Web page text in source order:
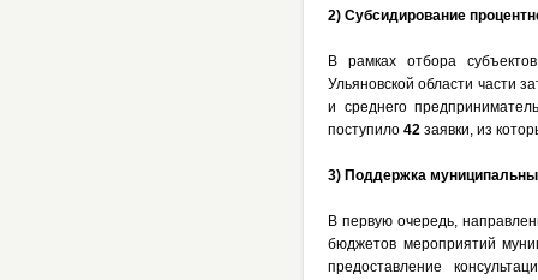
2) Субсидирование
В рамках отбора
Ульяновской области части
и среднего
поступило 42 заявки, из
3) Поддержка
В первую очередь,
бюджетов мероприятий
предоставление